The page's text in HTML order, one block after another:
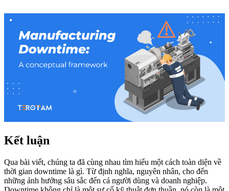
Kết luận
Qua bài viết, chúng ta đã cùng nhau tìm hiểu một cách toàn diện về
thời gian downtime là gì. Từ định nghĩa, nguyên nhân, cho đến
những ảnh hưởng sâu sắc đến cả người dùng và doanh nghiệp.